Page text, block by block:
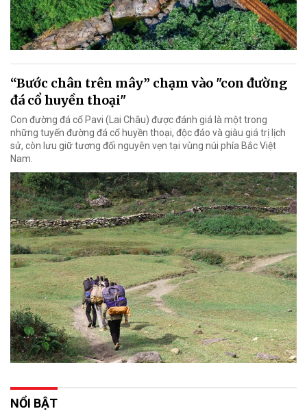
“Bước chân trên mây” chạm vào "con đường
đá cổ huyền thoại"
Con đường đá cổ Pavi (Lai Châu) được đánh giá là một trong
những tuyến đường đá cổ huyền thoại, độc đáo và giàu giá trị lịch
sử, còn lưu giữ tương đối nguyên vẹn tại vùng núi phía Bắc Việt
Nam.
NỔI BẬT